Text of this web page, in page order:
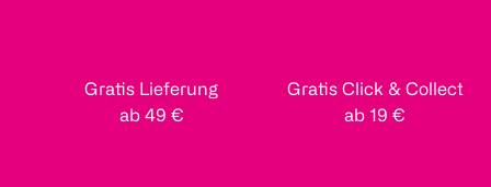
Gratis Lieferung
ab 49 €
Gratis Click & Collect
ab 19 €